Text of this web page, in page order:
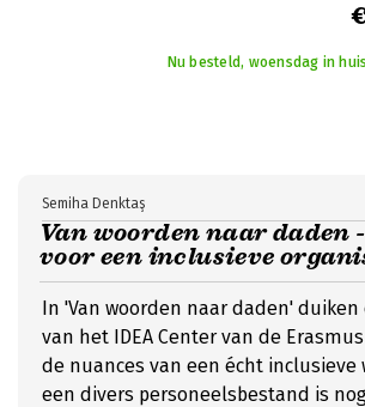
Nu besteld, woensdag in
Van woorden naar daden
voor een inclusieve
Semiha Denktaş
In 'Van woorden naar daden'
van het IDEA Center van de
de nuances van een écht inclusieve
een divers personeelsbestand is